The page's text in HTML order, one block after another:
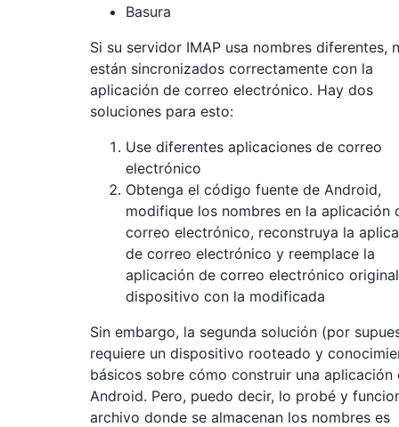
Basura
Si su servidor IMAP usa nombres diferentes,
están sincronizados correctamente con la
aplicación de correo electrónico. Hay dos
soluciones para esto:
Use diferentes aplicaciones de correo
electrónico
Obtenga el código fuente de Android,
modifique los nombres en la aplicación
correo electrónico, reconstruya la
de correo electrónico y reemplace la
aplicación de correo electrónico
dispositivo con la modificada
Sin embargo, la segunda solución (por
requiere un dispositivo rooteado y
básicos sobre cómo construir una aplicación
Android. Pero, puedo decir, lo probé y
archivo donde se almacenan los nombres es